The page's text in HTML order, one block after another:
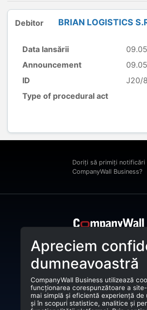
Debitor BRIAN LOGISTICS
Data lansării
Announcement
ID
J20/
Type of procedural act
Doriți să primiți notificări
CompanyWall Business?
CompanyWall Business
de afaceri încă din anul
îmbunătățească
identificarea și
potriviți.
CompanyWall Business
Apreciem
dumneavoastră
CompanyWall Business utilizează
funcționarea corespunzătoare a
mai simplă și eficientă experiență de
și în scopuri statistice, analitice și